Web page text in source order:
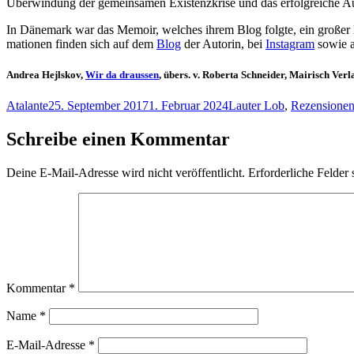
In Dä­ne­mark war das Me­moir, wel­ches ih­rem Blog folg­te, ein
ma­tio­nen fin­den sich auf dem Blog der Au­torin, bei In­sta­gram so­wie
Andrea Hejlskov, Wir da draussen, übers. v. Roberta Schneider, Mairisch
Autor
AtalanteVeröffentlicht
25. September 20171. Februar 2024Kategorien
Lauter Lob, Rezensionen
Schreibe einen Kommentar
Deine E-Mail-Adresse wird nicht veröffentlicht. Erforderliche Felder
Kommentar *
Name *
E-Mail-Adresse *